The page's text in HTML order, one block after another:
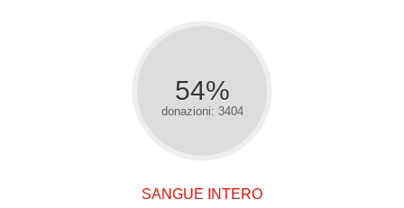
54%
donazioni: 3404
SANGUE INTERO